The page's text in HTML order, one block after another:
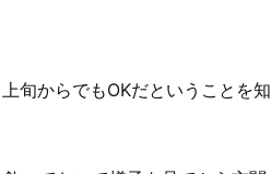
旬からでもOKだということを知